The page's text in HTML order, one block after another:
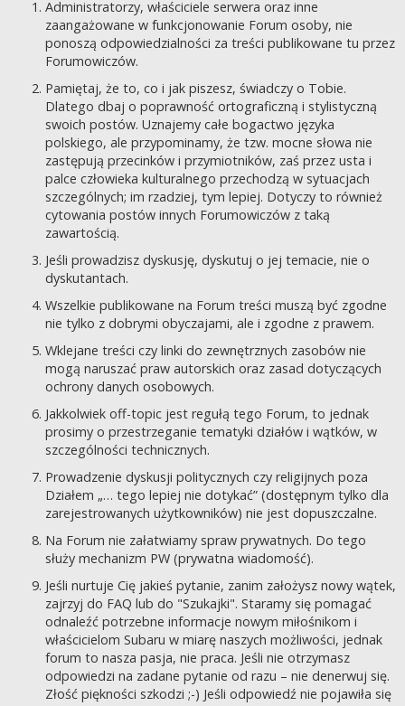
Administratorzy, właściciele serwera oraz inne
zaangażowane w funkcjonowanie Forum osoby, nie
ponoszą odpowiedzialności za treści publikowane tu przez
Forumowiczów.
Pamiętaj, że to, co i jak piszesz, świadczy o Tobie.
Dlatego dbaj o poprawność ortograficzną i stylistyczną
swoich postów. Uznajemy całe bogactwo języka
polskiego, ale przypominamy, że tzw. mocne słowa nie
zastępują przecinków i przymiotników, zaś przez usta i
palce człowieka kulturalnego przechodzą w sytuacjach
szczególnych; im rzadziej, tym lepiej. Dotyczy to również
cytowania postów innych Forumowiczów z taką
zawartością.
Jeśli prowadzisz dyskusję, dyskutuj o jej temacie, nie o
dyskutantach.
Wszelkie publikowane na Forum treści muszą być zgodne
nie tylko z dobrymi obyczajami, ale i zgodne z prawem.
Wklejane treści czy linki do zewnętrznych zasobów nie
mogą naruszać praw autorskich oraz zasad dotyczących
ochrony danych osobowych.
Jakkolwiek off-topic jest regułą tego Forum, to jednak
prosimy o przestrzeganie tematyki działów i wątków, w
szczególności technicznych.
Prowadzenie dyskusji politycznych czy religijnych poza
Działem „… tego lepiej nie dotykać” (dostępnym tylko dla
zarejestrowanych użytkowników) nie jest dopuszczalne.
Na Forum nie załatwiamy spraw prywatnych. Do tego
służy mechanizm PW (prywatna wiadomość).
Jeśli nurtuje Cię jakieś pytanie, zanim założysz nowy wątek,
zajrzyj do FAQ lub do "Szukajki". Staramy się pomagać
odnaleźć potrzebne informacje nowym miłośnikom i
właścicielom Subaru w miarę naszych możliwości, jednak
forum to nasza pasja, nie praca. Jeśli nie otrzymasz
odpowiedzi na zadane pytanie od razu – nie denerwuj się.
Złość piękności szkodzi ;-) Jeśli odpowiedź nie pojawiła się